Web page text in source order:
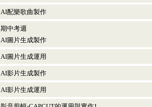
AI配樂歌曲製作
期中考週
AI圖片生成製作
AI圖片生成運用
AI影片生成製作
AI影片生成運用